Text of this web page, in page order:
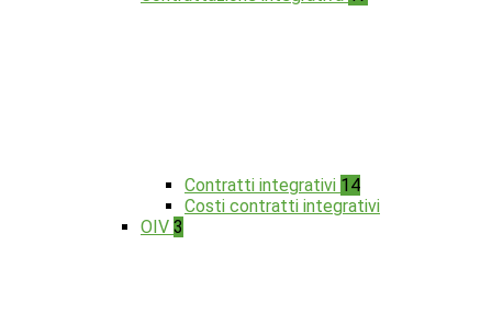
Contratti integrativi 14
Costi contratti integrativi
OIV 3